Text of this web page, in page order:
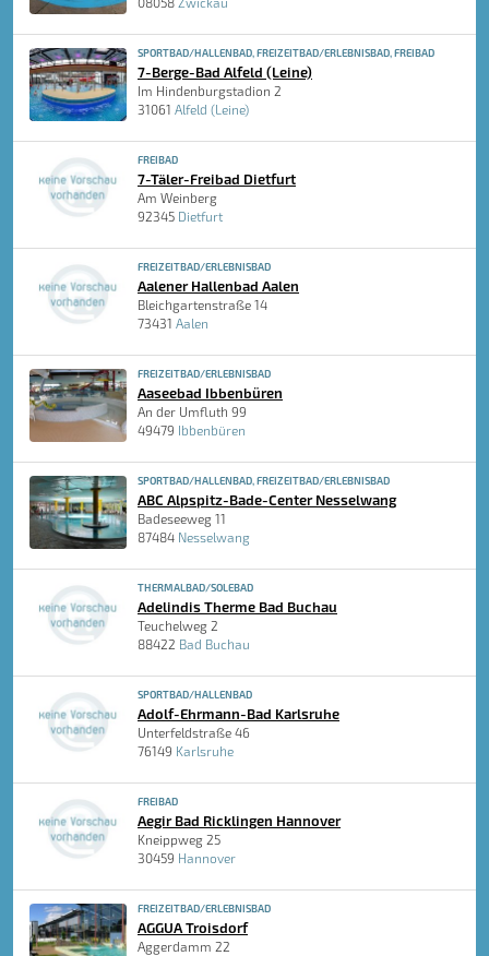
SPORTBAD/HALLENBAD, FREIZEITBAD/ERLEBNISBAD, FREIBAD
7-Berge-Bad Alfeld (Leine)
Im Hindenburgstadion 2
31061 Alfeld (Leine)
FREIBAD
7-Täler-Freibad Dietfurt
Am Weinberg
92345 Dietfurt
FREIZEITBAD/ERLEBNISBAD
Aalener Hallenbad Aalen
Bleichgartenstraße 14
73431 Aalen
FREIZEITBAD/ERLEBNISBAD
Aaseebad Ibbenbüren
An der Umfluth 99
49479 Ibbenbüren
SPORTBAD/HALLENBAD, FREIZEITBAD/ERLEBNISBAD
ABC Alpspitz-Bade-Center Nesselwang
Badeseeweg 11
87484 Nesselwang
THERMALBAD/SOLEBAD
Adelindis Therme Bad Buchau
Teuchelweg 2
88422 Bad Buchau
SPORTBAD/HALLENBAD
Adolf-Ehrmann-Bad Karlsruhe
Unterfeldstraße 46
76149 Karlsruhe
FREIBAD
Aegir Bad Ricklingen Hannover
Kneippweg 25
30459 Hannover
FREIZEITBAD/ERLEBNISBAD
AGGUA Troisdorf
Aggerdamm 22